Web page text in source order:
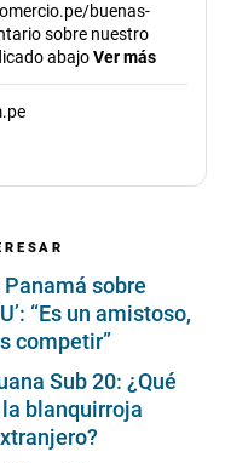
buenas-
sobre nuestro
abajoVer más
sobre
“Es un amistoso,
competir”
Sub 20: ¿Qué
blanquirroja